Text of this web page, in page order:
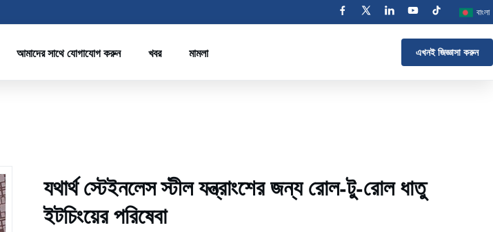
বাংলা
আমাদের সাথে যোগাযোগ করুন খবর মামলা এখনই জিজ্ঞাসা করুন
যথার্থ স্টেইনলেস স্টীল যন্ত্রাংশের জন্য রোল-টু-রোল ধাতু
ইটচিংয়ের পরিষেবা